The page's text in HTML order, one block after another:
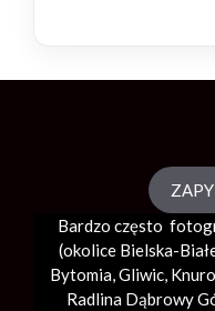
Bardzo często
(okolice Bielska-
Bytomia, Gliwic,
Radlina Dąbrowy